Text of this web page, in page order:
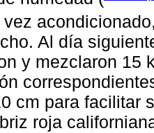
vez
Al día
y mezclaron 15
cm para facilitar
roja